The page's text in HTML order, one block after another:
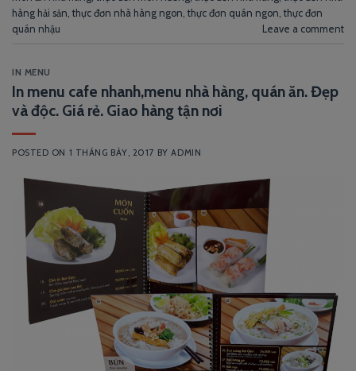
hàng hải sản thực đơn nhà hàng ngon thực đơn quán ngon thực đơn
quán nhậu
Leave a comment
IN MENU
In menu cafe nhanh,menu nhà hàng, quán ăn. Đẹp
và độc. Giá rẻ. Giao hàng tận nơi
POSTED ON 1 THÁNG BẢY, 2017 BYADMIN